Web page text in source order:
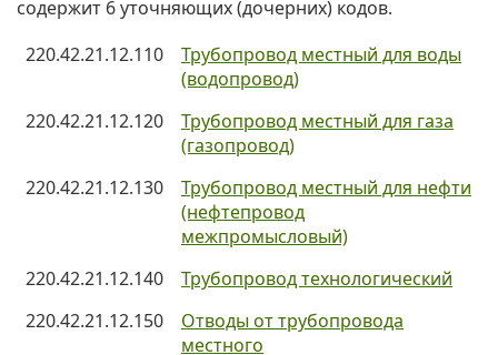
содержит 6 уточняющих (дочерних) кодов.
220.42.21.12.110
Трубопровод местный для воды
(водопровод)
220.42.21.12.120
Трубопровод местный для газа
(газопровод)
220.42.21.12.130
Трубопровод местный для нефти
(нефтепровод
межпромысловый)
220.42.21.12.140
Трубопровод технологический
220.42.21.12.150
Отводы от трубопровода
местного